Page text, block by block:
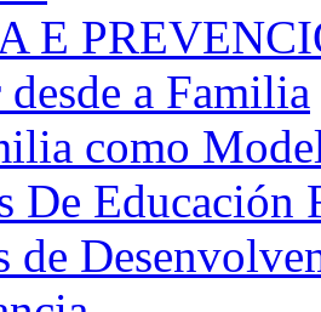
E
a Familia
como
De Educación
de